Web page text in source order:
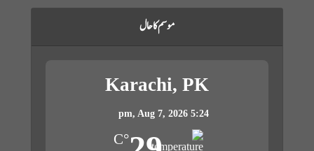
موسم کا حال
Karachi, PK
5:24 pm,
Aug 7, 2026
°C